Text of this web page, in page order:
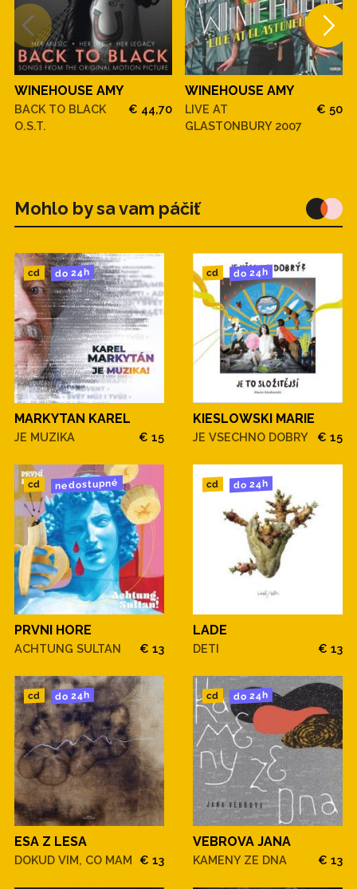
WINEHOUSE AMY
BACK TO BLACK
O.S.T.
€ 44,70
WINEHOUSE AMY
LIVE AT
GLASTONBURY 2007
€ 50
Mohlo by sa vam páčiť
cd do 24h
MARKYTAN KAREL
JE MUZIKA € 15
cd do 24h
KIESLOWSKI MARIE
JE VSECHNO DOBRY € 15
cd nedostupné
PRVNI HORE
ACHTUNG SULTAN € 13
cd do 24h
LADE
DETI € 13
cd do 24h
ESA Z LESA
DOKUD VIM, CO MAM € 13
cd do 24h
VEBROVA JANA
KAMENY ZE DNA € 13